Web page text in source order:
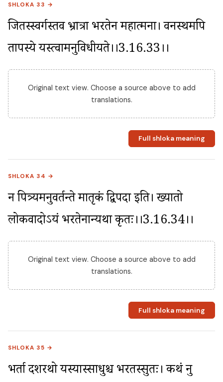
SHLOKA 33 →
जितस्स्वर्गस्तव भ्रात्रा भरतेन महात्मना। वनस्थमपि
तापस्ये यस्त्वामनुविधीयते।।3.16.33।।
Original text view. Choose a source above to add
translations.
Full shloka meaning
SHLOKA 34 →
न पित्र्यमनुवर्तन्ते मातृकं द्विपदा इति। ख्यातो
लोकप्रवादोऽयं भरतेनान्यथा कृतः।।3.16.34।।
Original text view. Choose a source above to add
translations.
Full shloka meaning
SHLOKA 35 →
भर्ता दशरथो यस्यास्साधुश्च भरतस्सुतः। कथं नु